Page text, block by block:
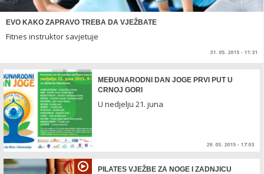
EVO KAKO ZAPRAVO TREBA DA VJEŽBATE
Fitnes instruktor savjetuje
31. 05. 2015 - 11:31
MEĐUNARODNI DAN JOGE PRVI PUT U
CRNOJ GORI
U nedjelju 21. juna
29. 05. 2015 - 17:03
PILATES VJEŽBE ZA NOGE I ZADNJICU